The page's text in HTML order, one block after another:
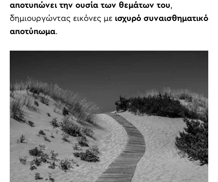
αποτυπώνει την ουσία των θεμάτων του,
δημιουργώντας εικόνες με ισχυρό συναισθηματικό
αποτύπωμα.